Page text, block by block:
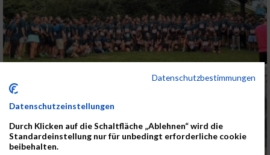
Datenschutzbestimmungen
Datenschutzeinstellungen
Durch Klicken auf die Schaltfläche „Ablehnen“ wird die
Standardeinstellung nur für unbedingt erforderliche cookie
beibehalten.